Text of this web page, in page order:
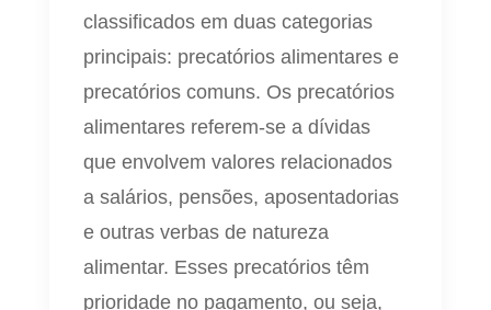
classificados em duas categorias
principais: precatórios alimentares e
precatórios comuns. Os precatórios
alimentares referem-se a dívidas
que envolvem valores relacionados
a salários, pensões, aposentadorias
e outras verbas de natureza
alimentar. Esses precatórios têm
prioridade no pagamento, ou seja,